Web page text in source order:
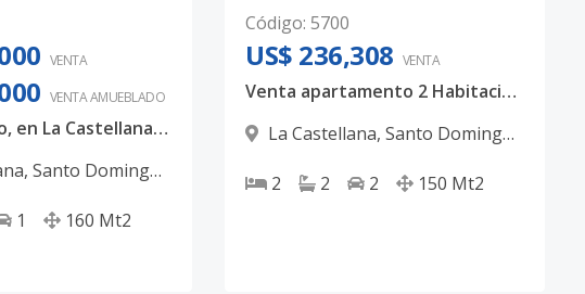
VENTA
VENTA AMUEBLADO
Apartamento, en La Castellana | 160 mts² + Terraza Destachada
, Santo Domingo
1 160 Mt2
Código: 5700
US$ 236,308 VENTA
Venta apartamento 2 Habitaciones + Terraza - La Castellana
La Castellana, Santo Domingo
2
2 2 150 Mt2